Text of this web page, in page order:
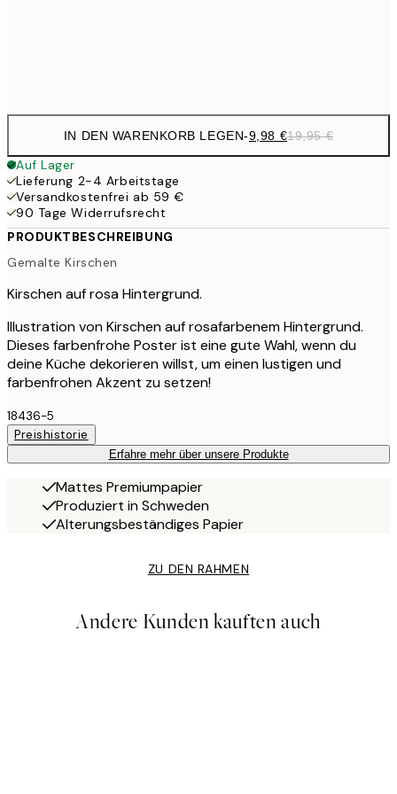
IN DEN WARENKORB LEGEN-9,98 €19,95 €
Auf Lager
Lieferung 2-4 Arbeitstage
Versandkostenfrei ab 59 €
90 Tage Widerrufsrecht
PRODUKTBESCHREIBUNG
Gemalte Kirschen
Kirschen auf rosa Hintergrund.
Illustration von Kirschen auf rosafarbenem Hintergrund.
Dieses farbenfrohe Poster ist eine gute Wahl, wenn du
deine Küche dekorieren willst, um einen lustigen und
farbenfrohen Akzent zu setzen!
18436-5
Preishistorie
Erfahre mehr über unsere Produkte
Mattes Premiumpapier
Produziert in Schweden
Alterungsbeständiges Papier
ZU DEN RAHMEN
Andere Kunden kauften auch